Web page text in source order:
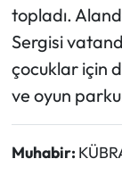
topladı.
Sergisi
çocuklar için
ve oyun
Muhabir: